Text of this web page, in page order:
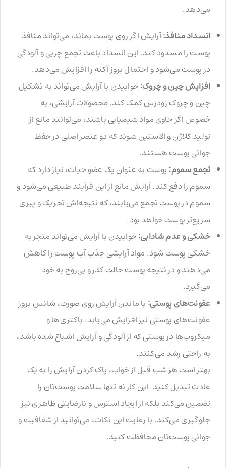
می‌دهد.
انسداد منافذ:آرایش اگر روی پوست بماند، می‌تواند منافذ
پوست را مسدود کند. این انسداد باعث تجمع چربی و آلودگی
در پوست می‌شود و احتمال بروز آکنه را افزایش می‌دهد.
افزایش چین و چروک:خوابیدن با آرایش می‌تواند به تشکیل
چین و چروک زودرس کمک کند. محصولات آرایشی، به
خصوص اگر حاوی مواد شیمیایی باشند، می‌توانند مانع از
تولید کلاژن و الاستین شوند که دو عنصر اصلی در حفظ
جوانی پوست هستند.
تجمع سموم:پوست به عنوان یک عضو حیات، نیاز دارد که
سموم را دفع کند. آرایش مانع از این فرآیند طبیعی می‌شود و
سموم در پوست تجمع می‌یابند، که نتیجه‌اش تحریک و پیری
سریع‌تر پوست خواهد بود.
خشکی و عدم شادابی:خوابیدن با آرایش می‌تواند منجر به
خشکی پوست شود. مواد آرایشی جذب آب پوست را کاهش
می‌دهند و در نتیجه پوست حالت کدر و بی‌روح به خود
می‌گیرد.
عفونت‌های پوستی: با ماندن آرایش روی صورت، شانس بروز
عفونت‌های پوستی نیز افزایش می‌یابد. باکتری‌ها و
میکروب‌ها در پوستی که از آلودگی و آرایش اشباع شده باشد،
به راحتی رشد می‌کنند.
بهتر است هر شب قبل از خواب، پاک کردن آرایش را به یک
عادت تبدیل کنید. این کار نه تنها سلامت پوست‌تان را
تضمین می‌کند بلکه از ایجاد استرس و نارضایتی ظاهری نیز
جلوگیری می‌کند. با رعایت این نکات، می‌توانید از شفافیت و
جوانی پوست‌تان محافظت کنید.